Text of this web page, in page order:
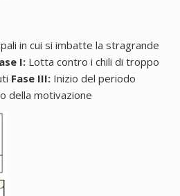
in cui si imbatte la stragrande
I: Lotta contro i chili di troppo
Fase III: Inizio del periodo
della motivazione